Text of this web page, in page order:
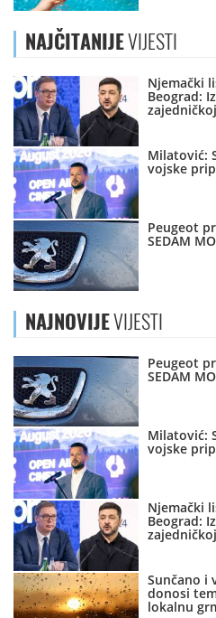
NAJČITANIJEVIJESTI
Njemački
Beograd:
Milatović:
vojske
Peugeot
SEDAM
NAJNOVIJEVIJESTI
Peugeot
SEDAM
Milatović:
vojske
Njemački
Beograd:
Sunčano i
donosi
lokalnu